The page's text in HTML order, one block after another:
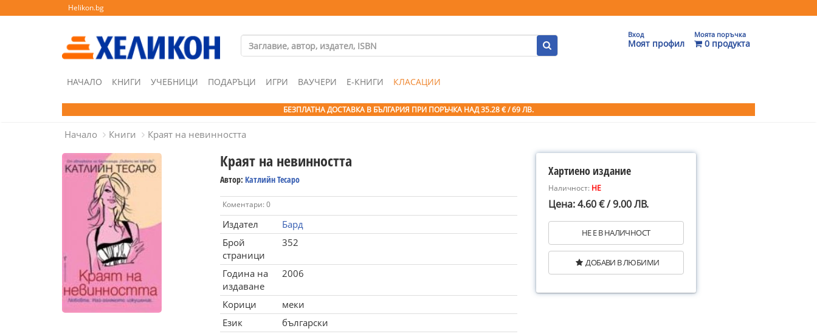
Helikon.bg
Вход
Моят профил
Моята поръчка
0 продукта
НАЧАЛО КНИГИ УЧЕБНИЦИ ПОДАРЪЦИ ИГРИ ВАУЧЕРИ Е-КНИГИ КЛАСАЦИИ
БЕЗПЛАТНА ДОСТАВКА В БЪЛГАРИЯ ПРИ ПОРЪЧКА НАД 35.28 € / 69 ЛВ.
Начало Книги Краят на невинността
Краят на невинността
Автор: Катлийн Тесаро
Коментари: 0
Издател
Бард
Брой
страници
352
Година на
издаване
2006
Корици
меки
Език
български
Хартиено издание
Наличност: НЕ
Цена: 4.60 € / 9.00 ЛВ.
НЕ Е В НАЛИЧНОСТ
ДОБАВИ В ЛЮБИМИ